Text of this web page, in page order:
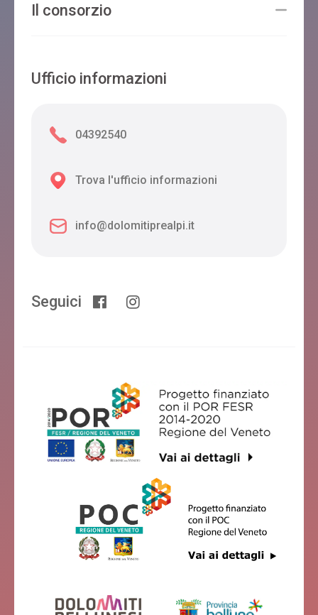
Il consorzio
Ufficio informazioni
04392540
Trova l'ufficio informazioni
info@dolomitiprealpi.it
Seguici